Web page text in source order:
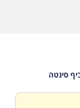
סינטה